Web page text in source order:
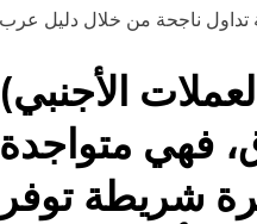
الأجنبي)
فهي متواجدة
شريطة توفر